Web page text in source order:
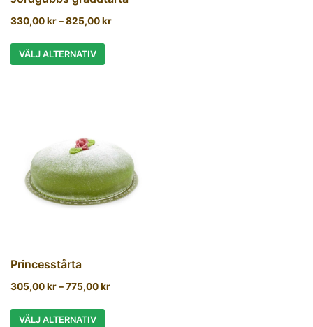
330,00kr–825,00kr
VÄLJ ALTERNATIV
Princesstårta
305,00kr–775,00kr
VÄLJ ALTERNATIV